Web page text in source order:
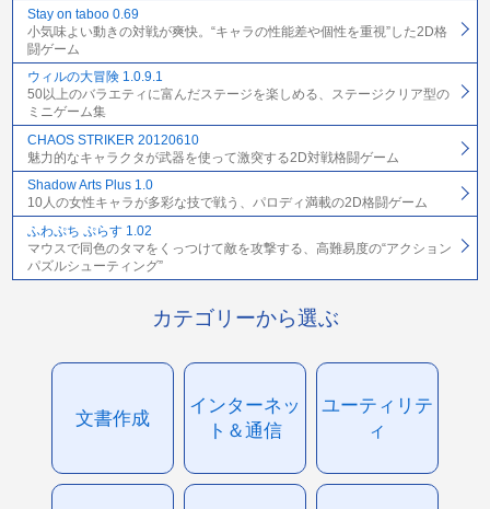
Stay on taboo 0.69
小気味よい動きの対戦が爽快。“キャラの性能差や個性を重視”した2D格
闘ゲーム
ウィルの大冒険 1.0.9.1
50以上のバラエティに富んだステージを楽しめる、ステージクリア型の
ミニゲーム集
CHAOS STRIKER 20120610
魅力的なキャラクタが武器を使って激突する2D対戦格闘ゲーム
Shadow Arts Plus 1.0
10人の女性キャラが多彩な技で戦う、パロディ満載の2D格闘ゲーム
ふわぷち ぷらす 1.02
マウスで同色のタマをくっつけて敵を攻撃する、高難易度の“アクション
パズルシューティング”
カテゴリーから選ぶ
文書作成
インターネッ
ト＆通信
ユーティリテ
ィ